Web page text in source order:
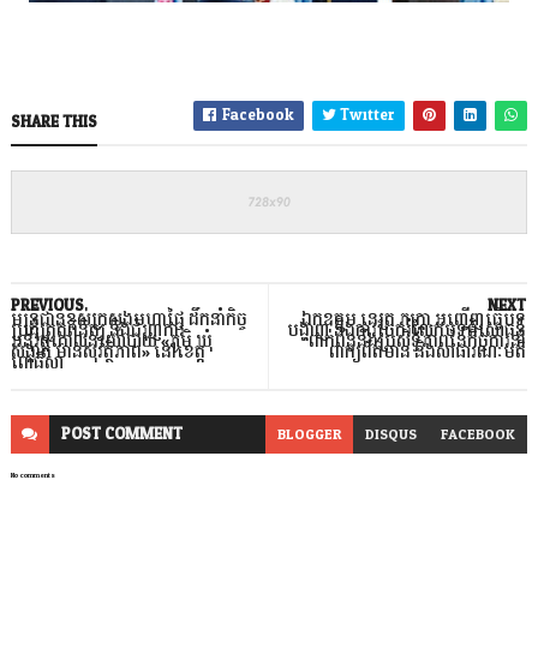
SHARE THIS Facebook Twitter
NEXT
ឯកឧត្តម នេត្រ ភក្ត្រា អញ្ជើញធ្វើបទ
បង្ហាញ និងការចែករំលែកបទពិសោធន៍
ពាក់ព័ន្ធនឹងប្រសិទ្ធភាពនៃកិច្ចការនាំ
ពាក្យព័ត៌មាន និងសាធារណៈមតិ
PREVIOUS
មន្ត្រីជាន់ខ្ពស់ក្រសួងមហាផ្ទៃ ដឹកនាំកិច្ច
ប្រជុំត្រួតពិនិត្យ និងជំរុញការ
អនុវត្តគោលនយោបាយ «ភូមិ ឃុំ
សង្កាត់ មានសុវត្ថិភាព» នៅខេត្ត
ពោធិ៍សា
POSTCOMMENT BLOGGER DISQUS FACEBOOK
No comments